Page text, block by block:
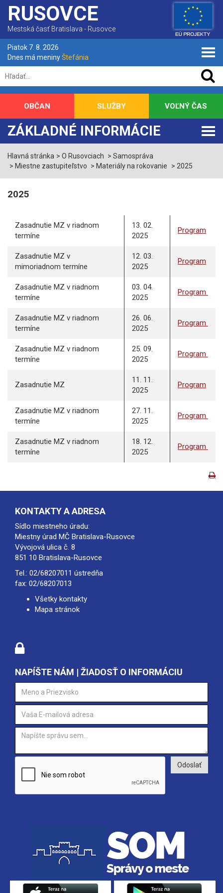
RUSOVCE
Mestská časť Bratislava - Rusovce
Piatok 7. 8. 2026
Dnes má meninyŠtefánia
ZÁKLADNÉ INFORMÁCIE
OBČAN SLUŽBY VOĽNÝ ČAS
Hlavná stránka O Rusovciach
Samospráva
Miestne zastupiteľstvo
Materiály na rokovanie 2025
2025
Zasadnutie MZ v riadnom
termíne
13. 02.
2025
Program
Zasadnutie MZ v
mimoriadnom termíne
12. 03.
2025
Program
Zasadnutie MZ v riadnom
termíne
03. 04.
2025
Program
Zasadnutie MZ v riadnom
termíne
26. 06.
2025
Program
Zasadnutie MZ v riadnom
termíne
25. 09.
2025
Program
Zasadnutie MZ
11. 11.
2025
Program
Zasadnutie MZ v riadnom
termíne
27. 11.
2025
Program
Zasadnutie MZ v riadnom
termíne
18. 12.
2025
Program
KONTAKTY A ADRESA
Sídlo miestneho úradu:
Miestny úrad MČ Bratislava-Rusovce
Vývojová ulica č. 8
851 10 Bratislava-Rusovce
Tel.: 02/68207011 ústredňa
fax: 02/68207013
Všetky kontakty
Mapa stránok
NAPÍŠTE NÁM | ŽIADOSŤ O INFORMÁCIU